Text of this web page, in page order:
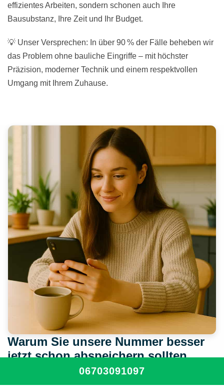
effizientes Arbeiten, sondern schonen auch Ihre
Bausubstanz, Ihre Zeit und Ihr Budget.
💡 Unser Versprechen: In über 90 % der Fälle beheben wir
das Problem ohne bauliche Eingriffe – mit höchster
Präzision, moderner Technik und einem respektvollen
Umgang mit Ihrem Zuhause.
Warum Sie unsere Nummer besser
jetzt schon abspeichern sollten
06703091097